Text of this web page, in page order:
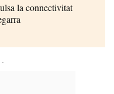
la connectivitat
-